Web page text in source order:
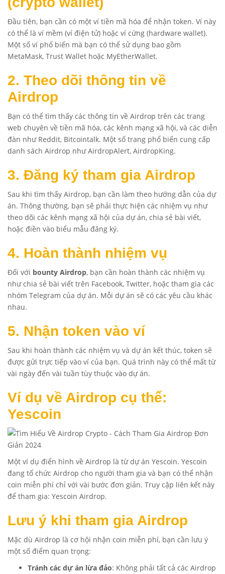
Đầu tiên, bạn cần có một ví tiền mã hóa để nhận token. Ví này
có thể là ví mềm (ví điện tử) hoặc ví cứng (hardware wallet).
Một số ví phổ biến mà bạn có thể sử dụng bao gồm
MetaMask, Trust Wallet hoặc MyEtherWallet.
2. Theo dõi thông tin về
Airdrop
Bạn có thể tìm thấy các thông tin về Airdrop trên các trang
web chuyên về tiền mã hóa, các kênh mạng xã hội, và các diễn
đàn như Reddit, Bitcointalk. Một số trang phổ biến cung cấp
danh sách Airdrop như AirdropAlert, AirdropKing.
3. Đăng ký tham gia Airdrop
Sau khi tìm thấy Airdrop, bạn cần làm theo hướng dẫn của dự
án. Thông thường, bạn sẽ phải thực hiện các nhiệm vụ như
theo dõi các kênh mạng xã hội của dự án, chia sẻ bài viết,
hoặc điền vào biểu mẫu đăng ký.
4. Hoàn thành nhiệm vụ
Đối với bounty Airdrop, bạn cần hoàn thành các nhiệm vụ
như chia sẻ bài viết trên Facebook, Twitter, hoặc tham gia các
nhóm Telegram của dự án. Mỗi dự án sẽ có các yêu cầu khác
nhau.
5. Nhận token vào ví
Sau khi hoàn thành các nhiệm vụ và dự án kết thúc, token sẽ
được gửi trực tiếp vào ví của bạn. Quá trình này có thể mất từ
vài ngày đến vài tuần tùy thuộc vào dự án.
Ví dụ về Airdrop cụ thể:
Yescoin
Một ví dụ điển hình về Airdrop là từ dự án Yescoin. Yescoin
đang tổ chức Airdrop cho người tham gia và bạn có thể nhận
coin miễn phí chỉ với vài bước đơn giản. Truy cập liên kết này
để tham gia: Yescoin Airdrop.
Lưu ý khi tham gia Airdrop
Mặc dù Airdrop là cơ hội nhận coin miễn phí, bạn cần lưu ý
một số điểm quan trọng:
Tránh các dự án lừa đảo: Không phải tất cả các Airdrop